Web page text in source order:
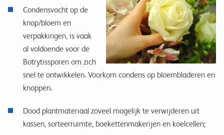
Condensvocht op de
knop/bloem en
verpakkingen, is vaak
al voldoende voor de
Botrytissporen om zich
snel te ontwikkelen. Voorkom condens op bloembladeren en
knoppen.
Dood plantmateriaal zoveel mogelijk te verwijderen uit
kassen, sorteerruimte, boekettenmakerijen en koelcellen;